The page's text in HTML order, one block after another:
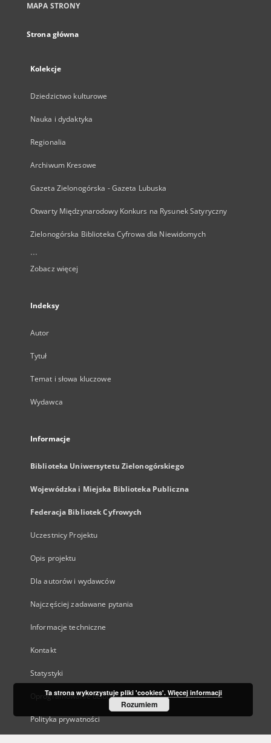
MAPA STRONY
Strona główna
Kolekcje
Dziedzictwo kulturowe
Nauka i dydaktyka
Regionalia
Archiwum Kresowe
Gazeta Zielonogórska - Gazeta Lubuska
Otwarty Międzynarodowy Konkurs na Rysunek Satyryczny
Zielonogórska Biblioteka Cyfrowa dla Niewidomych
...
Zobacz więcej
Indeksy
Autor
Tytuł
Temat i słowa kluczowe
Wydawca
Informacje
Biblioteka Uniwersytetu Zielonogórskiego
Wojewódzka i Miejska Biblioteka Publiczna
Federacja Bibliotek Cyfrowych
Uczestnicy Projektu
Opis projektu
Dla autorów i wydawców
Najczęściej zadawane pytania
Informacje techniczne
Kontakt
Statystyki
Oprogramowanie dLibra
Polityka prywatności
Ta strona wykorzystuje pliki 'cookies'. Więcej informacji
Rozumiem